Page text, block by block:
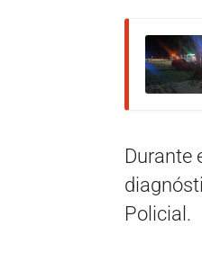
Durante
Policial.